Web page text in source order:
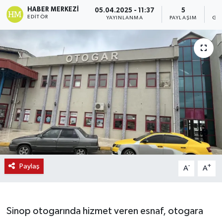
HABER MERKEZI
EDITÖR
05.04.2025 - 11:37
YAYINLANMA
5
PAYLAŞIM
Paylaş A- A+
Sinop otogarında hizmet veren esnaf, otogara